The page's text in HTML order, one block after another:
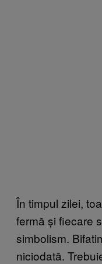
În timpul zilei,
fermă și fiecare
simbolism.
niciodată.